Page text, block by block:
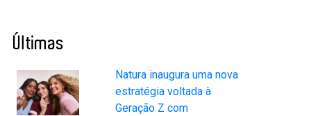
Últimas
Natura inaugura uma nova
estratégia voltada à
Geração Z com